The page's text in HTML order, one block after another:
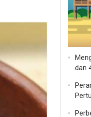
dan